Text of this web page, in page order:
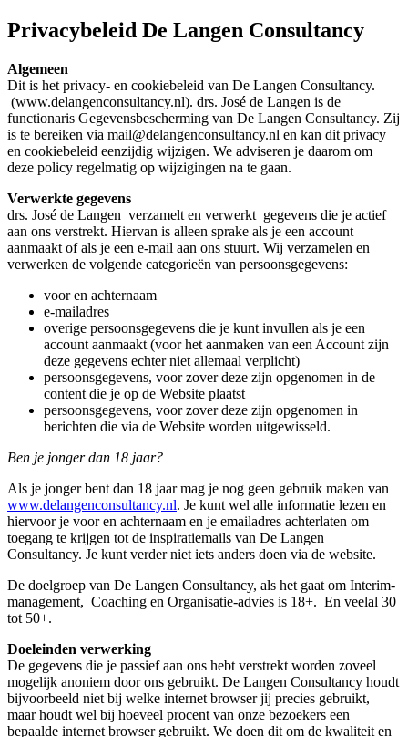
Privacybeleid De Langen Consultancy
Algemeen
Dit is het privacy- en cookiebeleid van De Langen Consultancy.
(www.delangenconsultancy.nl). drs. José de Langen is de
functionaris Gegevensbescherming van De Langen Consultancy. Zij
is te bereiken via mail@delangenconsultancy.nl en kan dit privacy
en cookiebeleid eenzijdig wijzigen. We adviseren je daarom om
deze policy regelmatig op wijzigingen na te gaan.
Verwerkte gegevens
drs. José de Langen verzamelt en verwerkt gegevens die je actief
aan ons verstrekt. Hiervan is alleen sprake als je een account
aanmaakt of als je een e-mail aan ons stuurt. Wij verzamelen en
verwerken de volgende categorieën van persoonsgegevens:
voor en achternaam
e-mailadres
overige persoonsgegevens die je kunt invullen als je een
account aanmaakt (voor het aanmaken van een Account zijn
deze gegevens echter niet allemaal verplicht)
persoonsgegevens, voor zover deze zijn opgenomen in de
content die je op de Website plaatst
persoonsgegevens, voor zover deze zijn opgenomen in
berichten die via de Website worden uitgewisseld.
Ben je jonger dan 18 jaar?
Als je jonger bent dan 18 jaar mag je nog geen gebruik maken van
www.delangenconsultancy.nl. Je kunt wel alle informatie lezen en
hiervoor je voor en achternaam en je emailadres achterlaten om
toegang te krijgen tot de inspiratiemails van De Langen
Consultancy. Je kunt verder niet iets anders doen via de website.
De doelgroep van De Langen Consultancy, als het gaat om Interim-
management, Coaching en Organisatie-advies is 18+. En veelal 30
tot 50+.
Doeleinden verwerking
De gegevens die je passief aan ons hebt verstrekt worden zoveel
mogelijk anoniem door ons gebruikt. De Langen Consultancy houdt
bijvoorbeeld niet bij welke internet browser jij precies gebruikt,
maar houdt wel bij hoeveel procent van onze bezoekers een
bepaalde internet browser gebruikt. We doen dit om de kwaliteit en